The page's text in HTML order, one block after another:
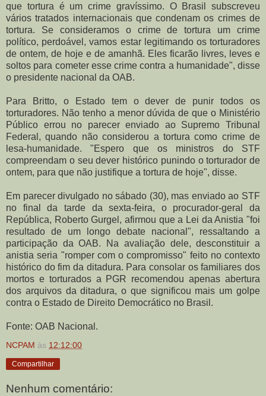
que tortura é um crime gravíssimo. O Brasil subscreveu
vários tratados internacionais que condenam os crimes de
tortura. Se consideramos o crime de tortura um crime
político, perdoável, vamos estar legitimando os torturadores
de ontem, de hoje e de amanhã. Eles ficarão livres, leves e
soltos para cometer esse crime contra a humanidade", disse
o presidente nacional da OAB.
Para Britto, o Estado tem o dever de punir todos os
torturadores. Não tenho a menor dúvida de que o Ministério
Público errou no parecer enviado ao Supremo Tribunal
Federal, quando não considerou a tortura como crime de
lesa-humanidade. "Espero que os ministros do STF
compreendam o seu dever histórico punindo o torturador de
ontem, para que não justifique a tortura de hoje", disse.
Em parecer divulgado no sábado (30), mas enviado ao STF
no final da tarde da sexta-feira, o procurador-geral da
República, Roberto Gurgel, afirmou que a Lei da Anistia "foi
resultado de um longo debate nacional", ressaltando a
participação da OAB. Na avaliação dele, desconstituir a
anistia seria "romper com o compromisso" feito no contexto
histórico do fim da ditadura. Para consolar os familiares dos
mortos e torturados a PGR recomendou apenas abertura
dos arquivos da ditadura, o que significou mais um golpe
contra o Estado de Direito Democrático no Brasil.
Fonte: OAB Nacional.
NCPAM às 12:12:00
Compartilhar
Nenhum comentário: